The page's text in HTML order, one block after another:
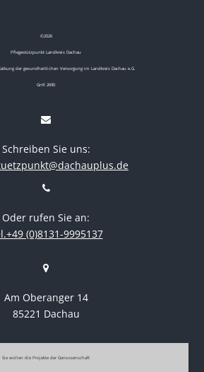
©2026
Pflegestützpunkt Landkreis Dachau
der gesundheitlichen Versorgung im Landkreis Dachau e.G.
GnR 2690
Schreiben Sie uns:
Oder rufen Sie an:
(0)8131-9995137
Am Oberanger 14
85221 Dachau
Sie wollen die Projekte der Genossenschaft